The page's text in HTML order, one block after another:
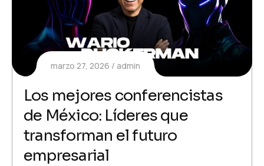
marzo 27, 2026 admin
Los mejores conferencistas
de México: Líderes que
transforman el futuro
empresarial